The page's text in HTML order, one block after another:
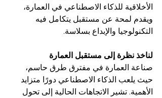
الأخلاقية للذكاء الاصطناعي في العمارة،
ويقدم لمحة عن مستقبل يتكامل فيه
التكنولوجيا والإبداع بسلاسة.
لناخذ نظرة إلى مستقبل العمارة
صناعة العمارة في مفترق طرق حاسم،
حيث يلعب الذكاء الاصطناعي دورًا متزايد
الأهمية. تشير الاتجاهات الحالية إلى تحول